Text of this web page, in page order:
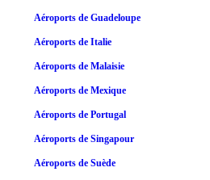
Aéroports de Guadeloupe
Aéroports de Italie
Aéroports de Malaisie
Aéroports de Mexique
Aéroports de Portugal
Aéroports de Singapour
Aéroports de Suède